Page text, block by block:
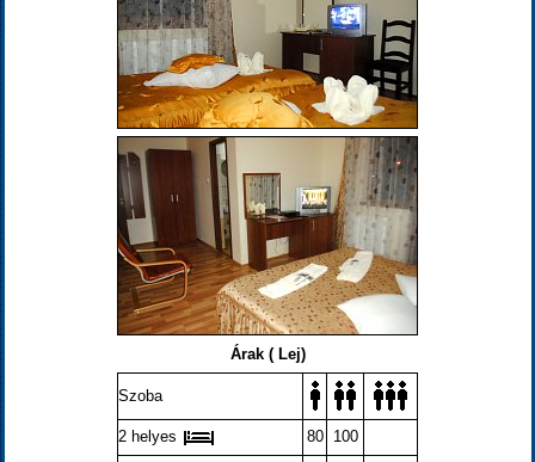
Árak ( Lej)
Szoba
2 helyes 80
100